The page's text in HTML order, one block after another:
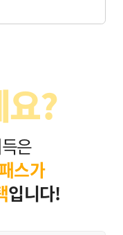
?
은
스가
입니다!